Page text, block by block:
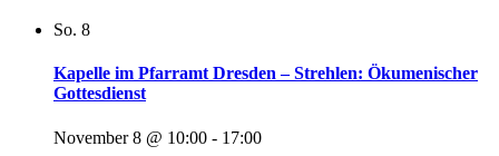
So. 8
Kapelle im Pfarramt Dresden – Strehlen: Ökumenischer
Gottesdienst
November 8 @ 10:00 - 17:00